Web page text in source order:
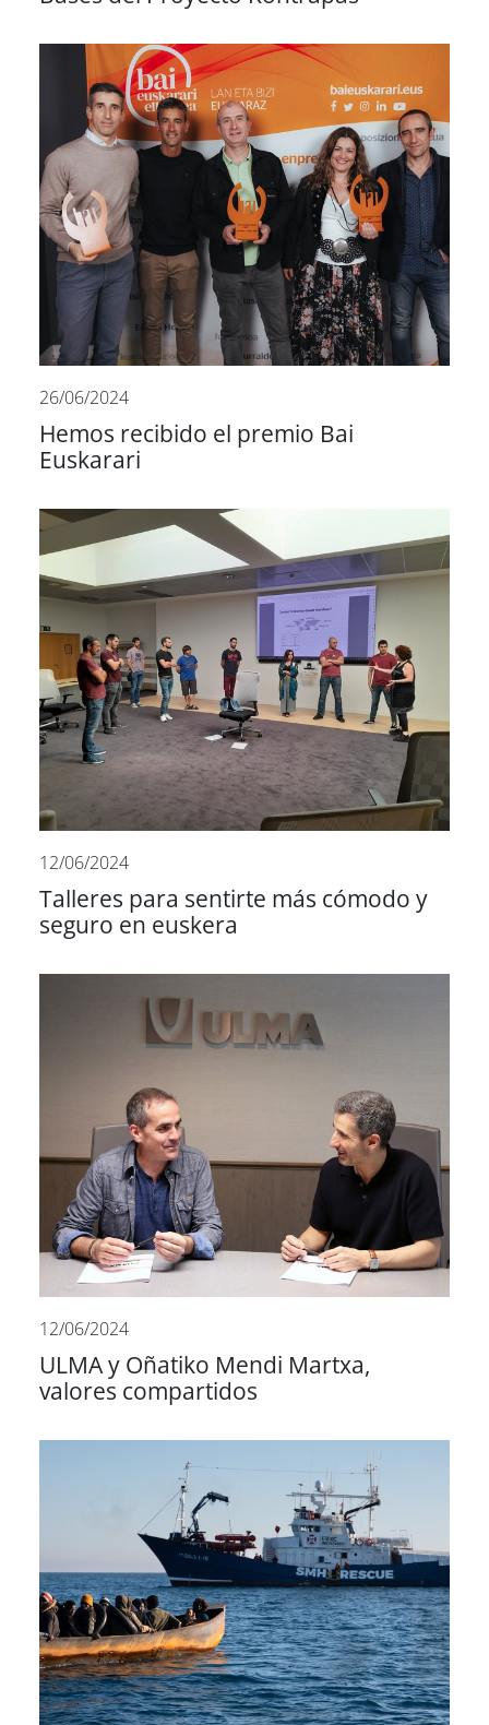
26/06/2024
Hemos recibido el premio Bai
Euskarari
12/06/2024
Talleres para sentirte más cómodo y
seguro en euskera
12/06/2024
ULMA y Oñatiko Mendi Martxa,
valores compartidos